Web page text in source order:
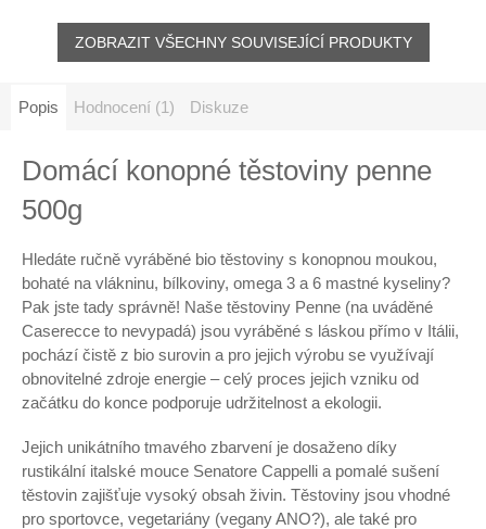
ZOBRAZIT VŠECHNY SOUVISEJÍCÍ PRODUKTY
Popis Hodnocení (1) Diskuze
Domácí konopné těstoviny penne
500g
Hledáte ručně vyráběné bio těstoviny s konopnou moukou,
bohaté na vlákninu, bílkoviny, omega 3 a 6 mastné kyseliny?
Pak jste tady správně! Naše těstoviny Penne (na uváděné
Caserecce to nevypadá) jsou vyráběné s láskou přímo v Itálii,
pochází čistě z bio surovin a pro jejich výrobu se využívají
obnovitelné zdroje energie – celý proces jejich vzniku od
začátku do konce podporuje udržitelnost a ekologii.
Jejich unikátního tmavého zbarvení je dosaženo díky
rustikální italské mouce Senatore Cappelli a pomalé sušení
těstovin zajišťuje vysoký obsah živin. Těstoviny jsou vhodné
pro sportovce, vegetariány (vegany ANO?), ale také pro